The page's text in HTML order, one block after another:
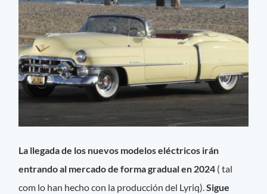
La llegada de los nuevos modelos eléctricos irán
entrando al mercado de forma gradual en 2024 ( tal
com lo han hecho con la producción del Lyriq).Sigue